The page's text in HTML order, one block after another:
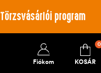
Törzsvásárlói program
Fiókom KOSÁR
0